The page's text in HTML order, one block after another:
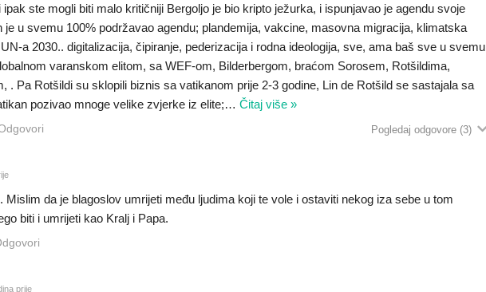
ipak ste mogli biti malo kritičniji Bergoljo je bio kripto ježurka, i ispunjavao je agendu svoje
u svemu 100% podržavao agendu; plandemija, vakcine, masovna migracija, klimatska
a 2030.. digitalizacija, čipiranje, pederizacija i rodna ideologija, sve, ama baš sve u svemu
varanskom elitom, sa WEF-om, Bilderbergom, braćom Sorosem, Rotšildima,
. Pa Rotšildi su sklopili biznis sa vatikanom prije 2-3 godine, Lin de Rotšild se sastajala sa
pozivao mnoge velike zvjerke iz elite;…Čitaj više »
Pogledaj odgovore (3)
Mislim da je blagoslov umrijeti među ljudima koji te vole i ostaviti nekog iza sebe u tom
biti i umrijeti kao Kralj i Papa.
prije